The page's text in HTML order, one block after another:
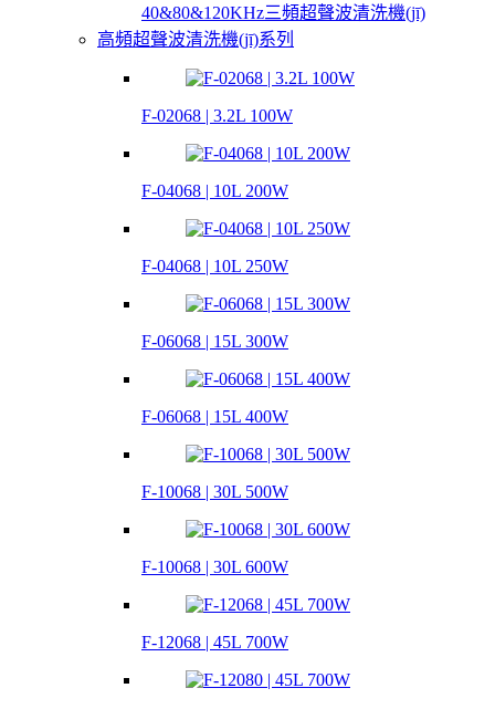
40&80&120KHz三頻超聲波清洗機(jī)
高頻超聲波清洗機(jī)系列
F-02068 | 3.2L 100W
F-04068 | 10L 200W
F-04068 | 10L 250W
F-06068 | 15L 300W
F-06068 | 15L 400W
F-10068 | 30L 500W
F-10068 | 30L 600W
F-12068 | 45L 700W